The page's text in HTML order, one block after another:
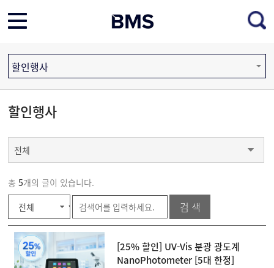
할인행사
할인행사
전체
총5개의 글이 있습니다.
[25% 할인] UV-Vis 분광 광도계
NanoPhotometer [5대 한정]